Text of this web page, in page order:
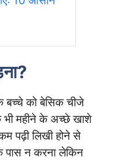
बच्चे को बेसिक चीजे
महीने के अच्छे खाशे
पढ़ी लिखी होने से
पास न करना लेकिन